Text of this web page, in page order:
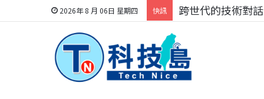
2026年 8 月 06日 星期四 快訊 跨世代的技術對